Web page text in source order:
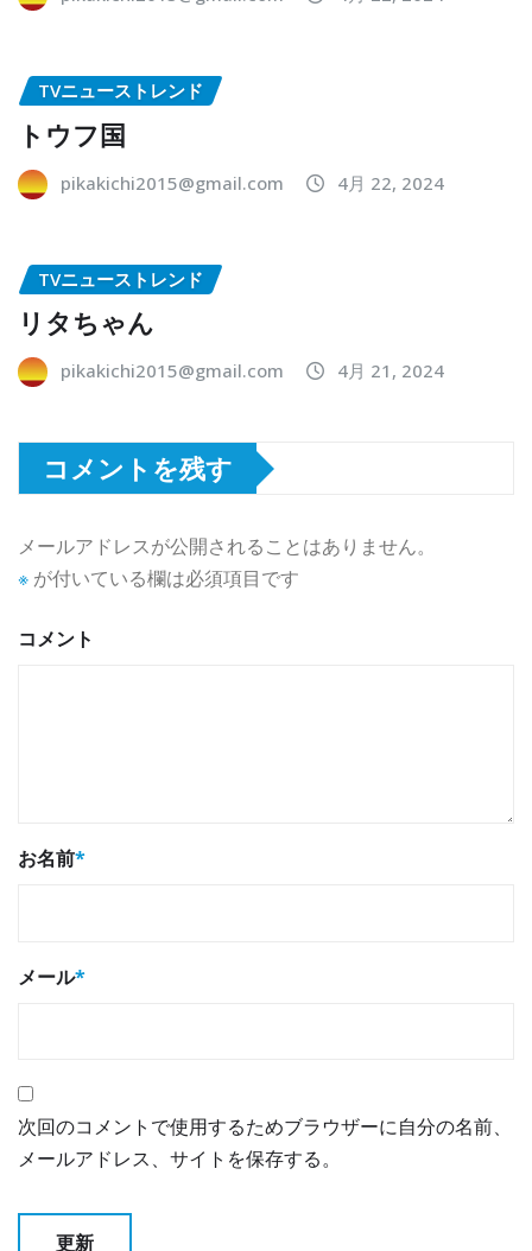
TVニューストレンド
トウフ国
pikakichi2015@gmail.com 4月 22, 2024
TVニューストレンド
リタちゃん
pikakichi2015@gmail.com 4月 21, 2024
コメントを残す
メールアドレスが公開されることはありません。
※ が付いている欄は必須項目です
コメント
お名前*
メール*
次回のコメントで使用するためブラウザーに自分の名前、
メールアドレス、サイトを保存する。